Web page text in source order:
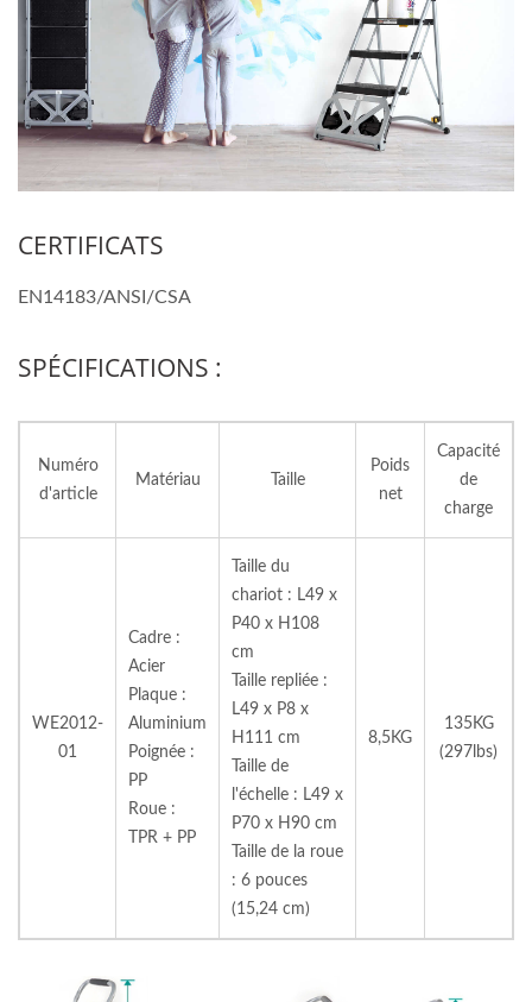
CERTIFICATS
EN14183/ANSI/CSA
SPÉCIFICATIONS :
Numéro
d'article
Matériau Taille
Poids
net
Capacité
de
charge
WE2012-
01
Cadre :
Acier
Plaque :
Aluminium
Poignée :
PP
Roue :
TPR + PP
Taille du
chariot : L49 x
P40 x H108
cm
Taille repliée :
L49 x P8 x
H111 cm
Taille de
l'échelle : L49 x
P70 x H90 cm
Taille de la roue
: 6 pouces
(15,24 cm)
8,5KG
135KG
(297lbs)